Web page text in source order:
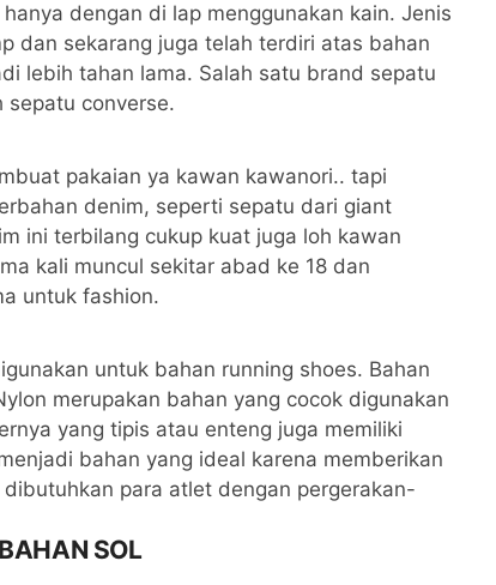
dengan di lap menggunakan kain. Jenis
dan sekarang juga telah terdiri atas bahan
lebih tahan lama. Salah satu brand sepatu
sepatu converse.
pakaian ya kawan kawanori.. tapi
denim, seperti sepatu dari giant
ini terbilang cukup kuat juga loh kawan
kali muncul sekitar abad ke 18 dan
untuk fashion.
untuk bahan running shoes. Bahan
merupakan bahan yang cocok digunakan
yang tipis atau enteng juga memiliki
bahan yang ideal karena memberikan
para atlet dengan pergerakan-
SOL